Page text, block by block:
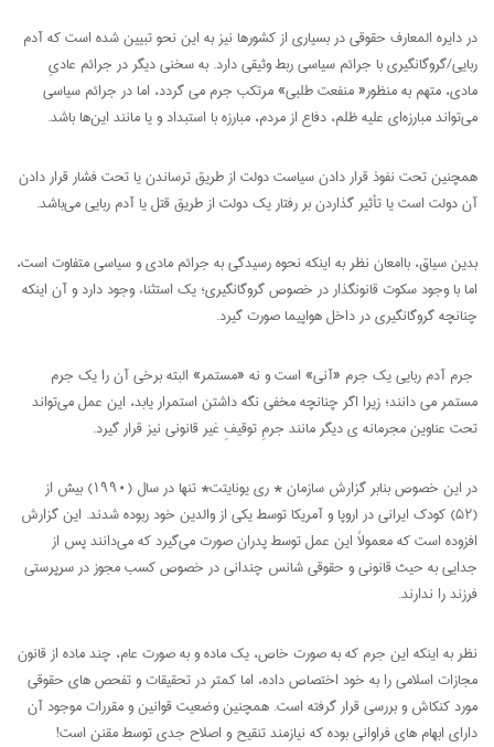
در دایره المعارف حقوقی در بسیاری از کشورها نیز به این نحو تبیین شده است که آدم
ربایی/گروگانگیری با جرائم سیاسی ربط وثیقی دارد. به سخنی دیگر در جرائم عادیِ
مادی، متهم به منظور« منفعت طلبی» مرتکب جرم می گردد، اما در جرائم سیاسی
می‌تواند مبارزه‌ای علیه ظلم، دفاع از مردم، مبارزه با استبداد و یا مانند این‌ها باشد.
همچنین تحت نفوذ قرار دادن سیاست دولت از طریق ترساندن یا تحت فشار قرار دادن
آن دولت است یا تأثیر گذاردن بر رفتار یک دولت از طریق قتل یا آدم ربایی می‌باشد.
بدین سیاق، باامعان نظر به اینکه نحوه رسیدگی به جرائم مادی و سیاسی متفاوت است،
اما با وجود سکوت قانونگذار در خصوص گروگانگیری؛ یک استثناء وجود دارد و آن اینکه
چنانچه گروگانگیری در داخل هواپیما صورت گیرد.
جرم آدم ربایی یک جرم «آنی» است و نه «مستمر» البته برخی آن را یک جرم
مستمر می دانند؛ زیرا اگر چنانچه مخفی نگه داشتن استمرار یابد، این عمل می‌تواند
تحت عناوین مجرمانه ی دیگر مانند جرمِ توقیفِ غیر قانونی نیز قرار گیرد.
در این خصوص بنابر گزارش سازمان * ری یونایتت* تنها در سال (۱۹۹۰) بیش از
(۵۲) کودک ایرانی در اروپا و آمریکا توسط یکی از والدین خود ربوده شدند. این گزارش
افزوده است که معمولاً این عمل توسط پدران صورت می‌گیرد که می‌دانند پس از
جدایی به حیث قانونی و حقوقی شانس چندانی در خصوص کسب مجوز در سرپرستی
فرزند را ندارند.
نظر به اینکه این جرم که به صورت خاص، یک ماده و به صورت عام، چند ماده از قانون
مجازات اسلامی را به خود اختصاص داده، اما کمتر در تحقیقات و تفحص های حقوقی
مورد کنکاش و بررسی قرار گرفته است. همچنین وضعیت قوانین و مقررات موجود آن
دارای ابهام های فراوانی بوده که نیازمند تنقیح و اصلاح جدی توسط مقنن است!